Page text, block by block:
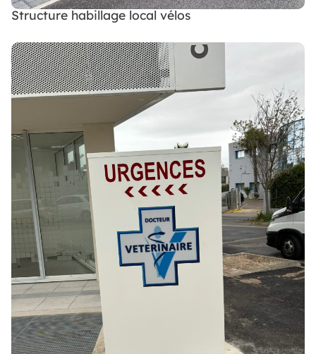
Structure habillage local vélos